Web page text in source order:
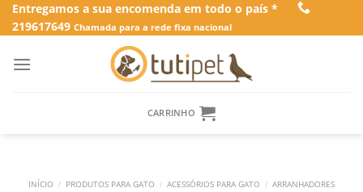
SkipEntregamos a sua encomenda em todo o país *
219617649 Chamada para a rede fixa nacional
CARRINHO
INÍCIO / PRODUTOS PARA GATO / ACESSÓRIOS PARA GATO / ARRANHADORES